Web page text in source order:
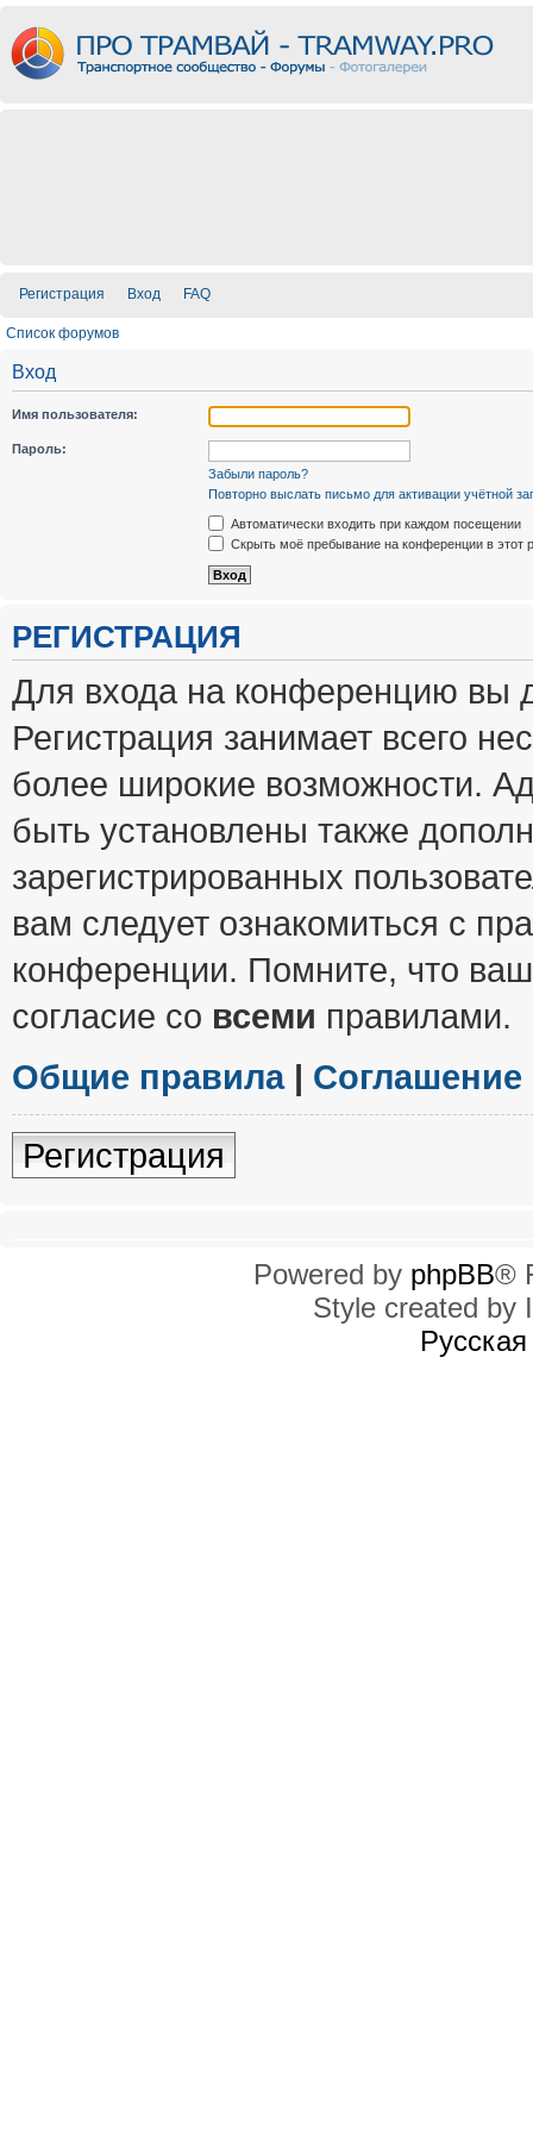
Регистрация Вход FAQ
Список форумов
Вход
Имя пользователя:
Пароль:
Забыли пароль?
Повторно выслать письмо для активации учётной
Автоматически входить при каждом посещении
Скрыть моё пребывание на конференции в этот
РЕГИСТРАЦИЯ
Для входа на конференцию вы
Регистрация занимает всего
более широкие возможности.
быть установлены также
зарегистрированных
вам следует ознакомиться с
конференции. Помните, что
согласие со всеми правилами.
Общие правила|
Регистрация
Powered by phpBB®
Style created by